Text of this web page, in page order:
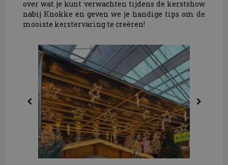
over wat je kunt verwachten tijdens de kerstshow
nabij Knokke en geven we je handige tips om de
mooiste kerstervaring te creëren!